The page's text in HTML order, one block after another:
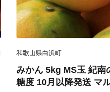
和歌山県白浜町
みかん 5kg MS玉 紀南
糖度 10月以降発送 マ